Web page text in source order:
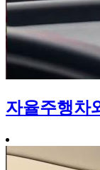
자율주행차